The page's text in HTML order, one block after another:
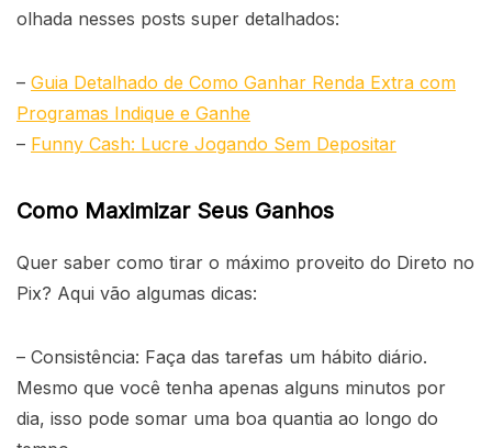
olhada nesses posts super detalhados:
– Guia Detalhado de Como Ganhar Renda Extra com
Programas Indique e Ganhe
– Funny Cash: Lucre Jogando Sem Depositar
Como Maximizar Seus Ganhos
Quer saber como tirar o máximo proveito do Direto no
Pix? Aqui vão algumas dicas:
– Consistência: Faça das tarefas um hábito diário.
Mesmo que você tenha apenas alguns minutos por
dia, isso pode somar uma boa quantia ao longo do